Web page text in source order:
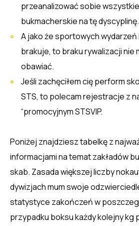
przeanalizować sobie
bukmacherskie na tę dyscyplinę.
A jako że sportowych wydarzeń
brakuje, to braku rywalizacji nie
obawiać.
Jeśli zachęciłem cię perform
STS, to polecam rejestracje z
“promocyjnym STSVIP.
Poniżej znajdziesz tabelkę z
informacjami na temat zakładów
skab. Zasada większej liczby
dywizjach mum swoje
statystyce zakończeń w
przypadku boksu każdy kolejny kg